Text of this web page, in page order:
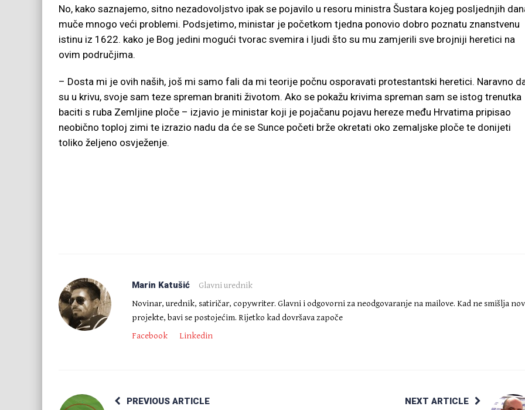
No, kako saznajemo, sitno nezadovoljstvo ipak se pojavilo u resoru ministra Šustara kojeg posljednjih
muče mnogo veći problemi. Podsjetimo, ministar je početkom tjedna ponovio dobro poznatu znanstvenu
istinu iz 1622. kako je Bog jedini mogući tvorac svemira i ljudi što su mu zamjerili sve brojniji heretici na
ovim područjima.
– Dosta mi je ovih naših, još mi samo fali da mi teorije počnu osporavati protestantski heretici. Naravno
su u krivu, svoje sam teze spreman braniti životom. Ako se pokažu krivima spreman sam se istog trenutka
baciti s ruba Zemljine ploče – izjavio je ministar koji je pojačanu pojavu hereze među Hrvatima pripisao
neobično toploj zimi te izrazio nadu da će se Sunce početi brže okretati oko zemaljske ploče te donijeti
toliko željeno osvježenje.
Marin Katušić
Glavni urednik
Novinar, urednik, satiričar, copywriter. Glavni i odgovorni za neodgovaranje na mailove. Kad ne smišlja
projekte, bavi se postojećim. Rijetko kad dovršava započe
Facebook
Linkedin
PREVIOUS ARTICLE NEXT ARTICLE